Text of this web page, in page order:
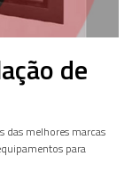
de
das melhores marcas
para